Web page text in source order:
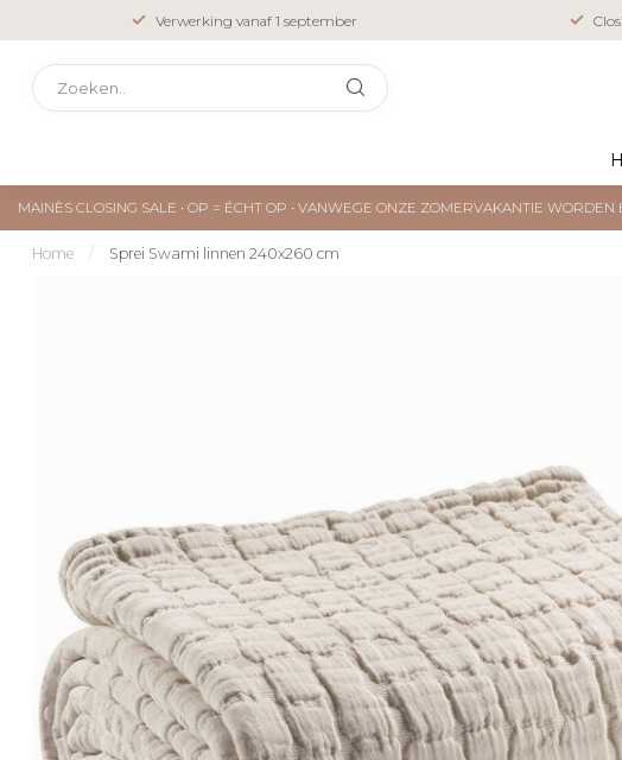
Verwerking vanaf 1 september
MAINÈS CLOSING SALE • OP = ÉCHT OP • VANWEGE ONZE ZOMERVAKANTIE
Home / Sprei Swami linnen 240x260 cm